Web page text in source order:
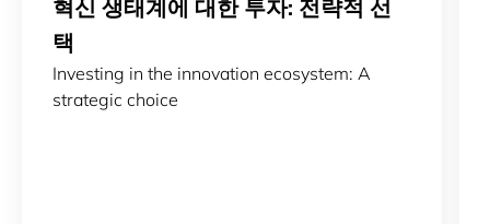
혁신 생태계에 대한 투자: 전략적 선
택
Investing in the innovation ecosystem: A
strategic choice